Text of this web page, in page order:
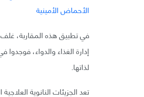
إدارة الغذاء والدواء، فوجدوا
لذاتها.